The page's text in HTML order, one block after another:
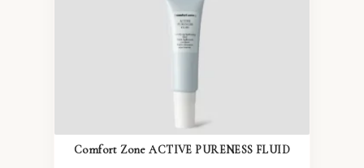
Comfort Zone ACTIVE PURENESS FLUID